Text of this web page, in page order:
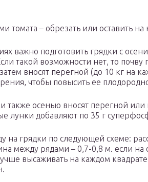
томата – обрезать или оставить на
важно подготовить грядки с
такой возможности нет, то
вносят перегной (до 10 кг на
чтобы повысить ее
также осенью вносят перегной или
лунки добавляют по 35 г
на грядки по следующей схеме:
между рядами – 0,7-0,8 м. если на
высаживать на каждом